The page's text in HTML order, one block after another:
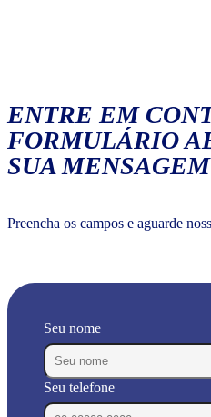
ENTRE EM
FORMULÁRIO
SUA
Preencha os campos e aguarde
Seu nome
Seu telefone